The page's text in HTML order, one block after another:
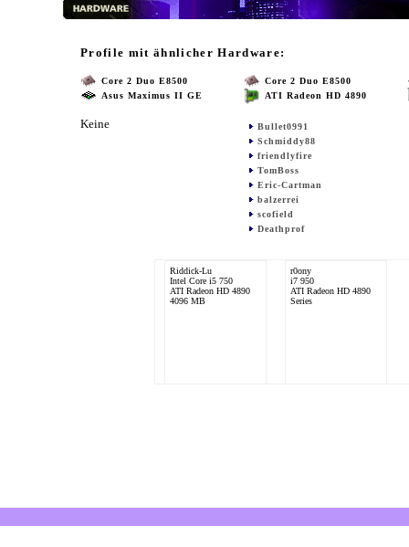
Profile mit ähnlicher Hardware:
Core 2 Duo E8500
Asus Maximus II GE
Keine
Core 2 Duo E8500
ATI Radeon HD 4890
Bullet0991
Schmiddy88
friendlyfire
TomBoss
Eric-Cartman
balzerrei
scofield
Deathprof
Riddick-Lu
Intel Core i5 750
ATI Radeon HD 4890
4096 MB
r0ony
i7 950
ATI Radeon HD 4890
Series